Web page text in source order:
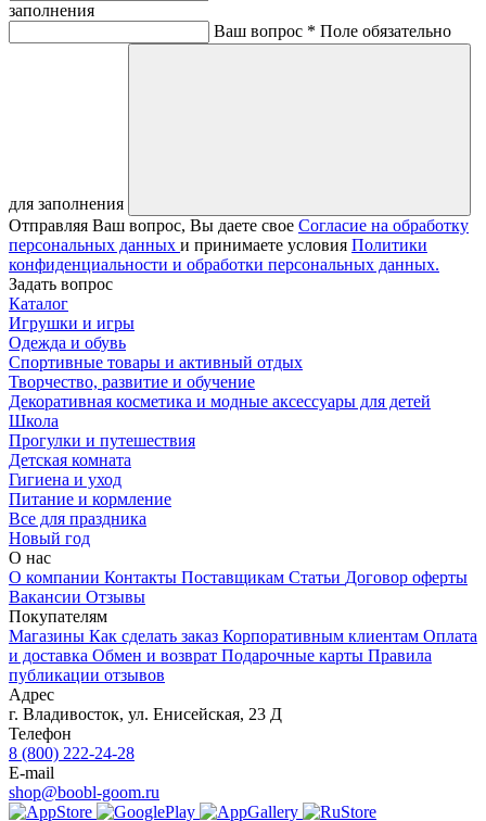
заполнения
Ваш вопрос * Поле обязательно
для заполнения
Отправляя Ваш вопрос, Вы даете свое Согласие на обработку
персональных данных и принимаете условия Политики
конфиденциальности и обработки персональных данных.
Задать вопрос
Каталог
Игрушки и игры
Одежда и обувь
Спортивные товары и активный отдых
Творчество, развитие и обучение
Декоративная косметика и модные аксессуары для детей
Школа
Прогулки и путешествия
Детская комната
Гигиена и уход
Питание и кормление
Все для праздника
Новый год
О нас
О компании Контакты Поставщикам Статьи Договор оферты
Вакансии Отзывы
Покупателям
Магазины Как сделать заказ Корпоративным клиентам Оплата
и доставка Обмен и возврат Подарочные карты Правила
публикации отзывов
Адрес
г. Владивосток, ул. Енисейская, 23 Д
Телефон
8 (800) 222-24-28
E-mail
shop@boobl-goom.ru